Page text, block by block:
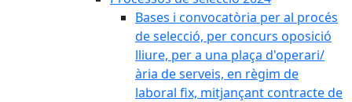
Bases i convocatòria per al procés
de selecció, per concurs oposició
lliure, per a una plaça d'operari/
ària de serveis, en règim de
laboral fix, mitjançant contracte de